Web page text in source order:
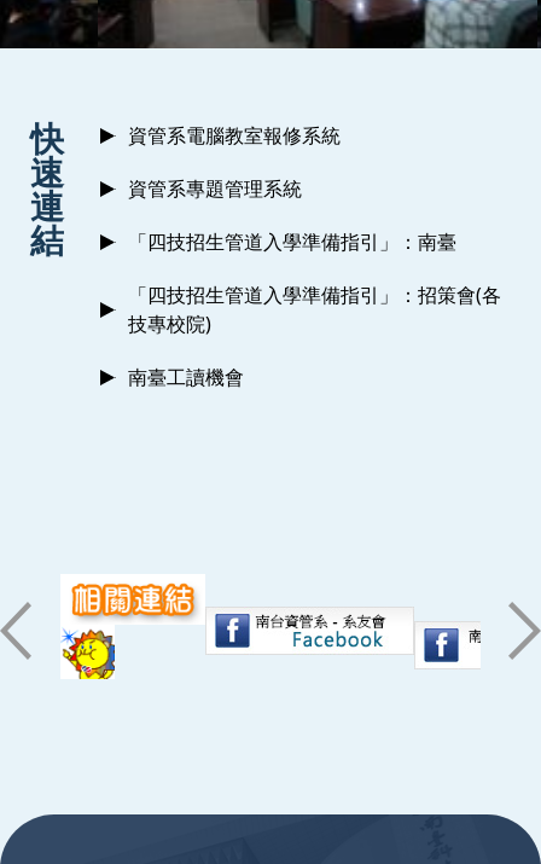
快
速
連
結
資管系電腦教室報修系統
資管系專題管理系統
「四技招生管道入學準備指引」：南臺
「四技招生管道入學準備指引」：招策會(各
技專校院)
南臺工讀機會